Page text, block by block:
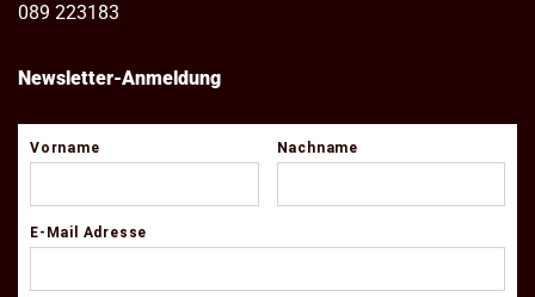
089 223183
Newsletter-Anmeldung